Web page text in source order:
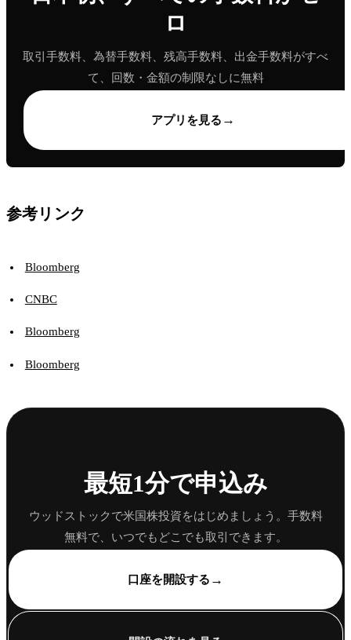
ロ
取引手数料、為替手数料、残高手数料、出金手数料がすべ
て、回数・金額の制限なしに無料
アプリを見る →
参考リンク
Bloomberg
CNBC
Bloomberg
Bloomberg
最短1分で申込み
ウッドストックで米国株投資をはじめましょう。手数料
無料で、いつでもどこでも取引できます。
口座を開設する →